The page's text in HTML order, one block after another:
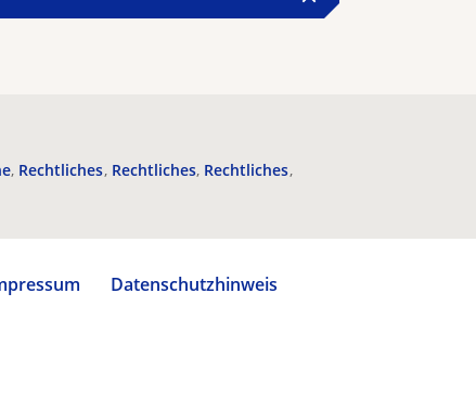
Rechtliches Rechtliches Rechtliches
Datenschutzhinweis